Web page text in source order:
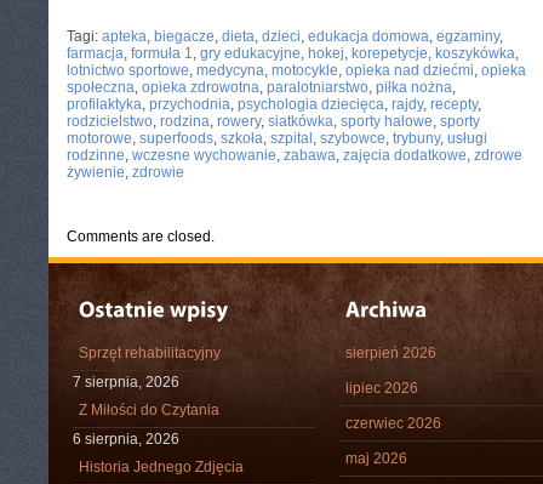
Tagi: apteka, biegacze, dieta, dzieci, edukacja domowa, egzaminy,
farmacja, formuła 1, gry edukacyjne, hokej, korepetycje, koszykówka,
lotnictwo sportowe, medycyna, motocykle, opieka nad dziećmi, opieka
społeczna, opieka zdrowotna, paralotniarstwo, piłka nożna,
profilaktyka, przychodnia, psychologia dziecięca, rajdy, recepty,
rodzicielstwo, rodzina, rowery, siatkówka, sporty halowe, sporty
motorowe, superfoods, szkoła, szpital , szybowce, trybuny, usługi
rodzinne, wczesne wychowanie, zabawa, zajęcia dodatkowe, zdrowe
żywienie, zdrowie
Comments are closed.
Sprzęt rehabilitacyjny
7 sierpnia, 2026
Z Miłości do Czytania
6 sierpnia, 2026
Historia Jednego Zdjęcia
sierpień 2026
lipiec 2026
czerwiec 2026
maj 2026